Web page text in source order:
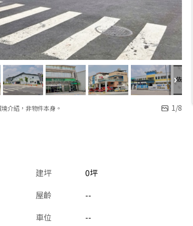
介紹，非物件本身。 1/8
建坪 0坪
屋齡 --
車位 --